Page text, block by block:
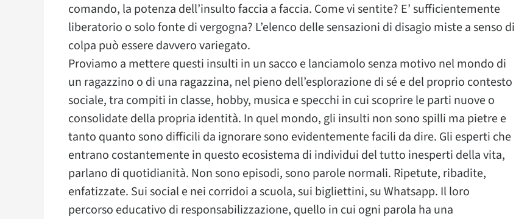
comando, la potenza dell’insulto faccia a faccia. Come vi sentite? E’ sufficientemente
liberatorio o solo fonte di vergogna? L’elenco delle sensazioni di disagio miste a senso di
colpa può essere davvero variegato.
Proviamo a mettere questi insulti in un sacco e lanciamolo senza motivo nel mondo di
un ragazzino o di una ragazzina, nel pieno dell’esplorazione di sé e del proprio contesto
sociale, tra compiti in classe, hobby, musica e specchi in cui scoprire le parti nuove o
consolidate della propria identità. In quel mondo, gli insulti non sono spilli ma pietre e
tanto quanto sono difficili da ignorare sono evidentemente facili da dire. Gli esperti che
entrano costantemente in questo ecosistema di individui del tutto inesperti della vita,
parlano di quotidianità. Non sono episodi, sono parole normali. Ripetute, ribadite,
enfatizzate. Sui social e nei corridoi a scuola, sui bigliettini, su Whatsapp. Il loro
percorso educativo di responsabilizzazione, quello in cui ogni parola ha una